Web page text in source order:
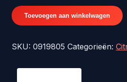
CITROEN
C1
BUITENSPIEGEL
LINKS
Toevoegen aan winkelwagen
SKU: 0919805 Categorieën: